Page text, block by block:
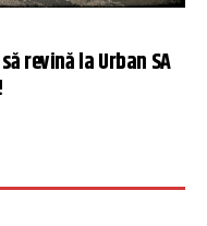
revină la Urban SA